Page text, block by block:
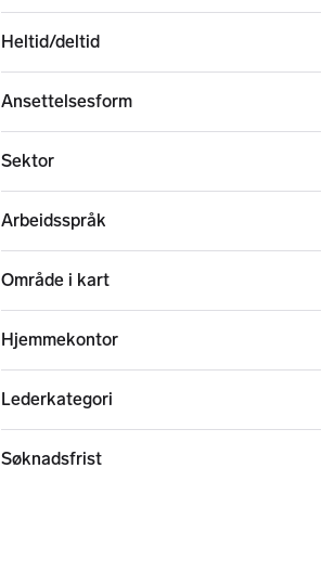
Heltid/deltid
Ansettelsesform
Sektor
Arbeidsspråk
Område i kart
Hjemmekontor
Lederkategori
Søknadsfrist